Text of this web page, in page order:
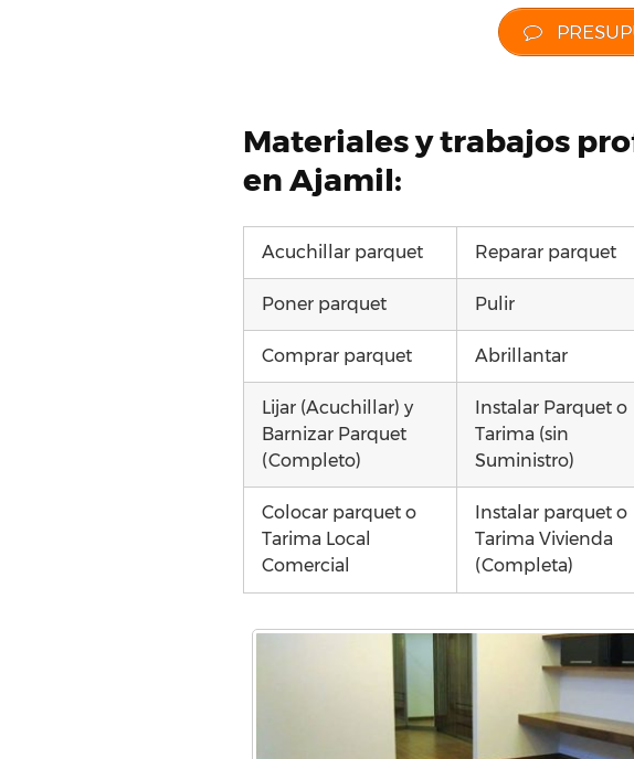
Materiales y trabajos
en Ajamil:
Acuchillar parquet Reparar parquet
Poner parquet Pulir
Comprar parquet Abrillantar
Lijar (Acuchillar) y
Barnizar Parquet
(Completo)
Instalar Parquet o
Tarima (sin
Suministro)
Colocar parquet o
Tarima Local
Comercial
Instalar parquet o
Tarima Vivienda
(Completa)